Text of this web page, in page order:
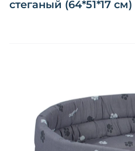
стеганый (64*51*17 см)